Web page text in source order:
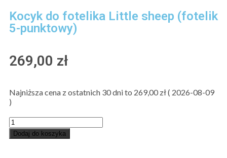
Kocyk do fotelika Little sheep (fotelik
5-punktowy)
269,00 zł
Najniższa cena z ostatnich 30 dni to 269,00 zł( 2026-08-09
)
Dodaj do koszyka